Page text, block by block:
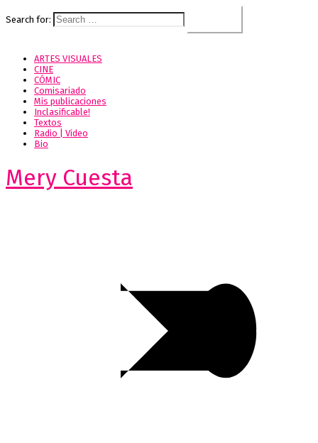
Search for:
ARTES VISUALES
CINE
CÓMIC
Comisariado
Mis publicaciones
Inclasificable!
Textos
Radio | Video
Bio
Mery Cuesta